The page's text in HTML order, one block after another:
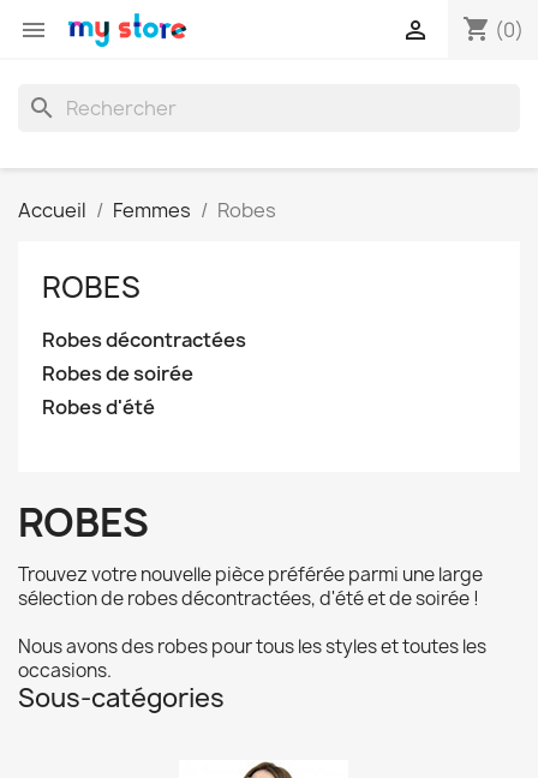
 shopping_cart (0)

search
Accueil Femmes Robes
ROBES
Robes décontractées
Robes de soirée
Robes d'été
ROBES
Trouvez votre nouvelle pièce préférée parmi une large
sélection de robes décontractées, d'été et de soirée !
Nous avons des robes pour tous les styles et toutes les
occasions.
Sous-catégories